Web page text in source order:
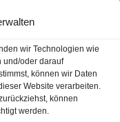
wir Technologien wie
und/oder darauf
können wir Daten
Website verarbeiten.
können
werden.